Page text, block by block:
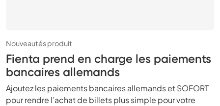
Nouveautés produit
Fienta prend en charge les paiements
bancaires allemands
Ajoutez les paiements bancaires allemands et SOFORT
pour rendre l’achat de billets plus simple pour votre